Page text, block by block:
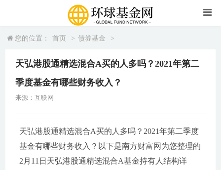
您的位置： 首页 > 债券基金 >
天弘港股通精选混合A买的人多吗？2021年第二
季度基金有哪些财务收入？
来源：互联网
天弘港股通精选混合A买的人多吗？2021年第二季度
基金有哪些财务收入？以下是南方财富网为您整理的
2月11日天弘港股通精选混合A基金持有人结构详